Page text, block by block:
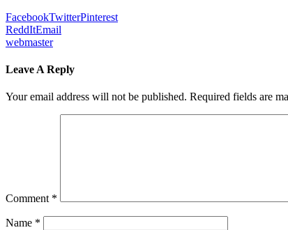
FacebookTwitterPinterest
ReddItEmail
webmaster
Leave A Reply
Your email address will not be published. Required fields are
Comment *
Name *